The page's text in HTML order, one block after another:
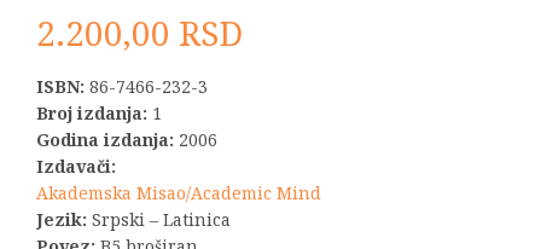
2.200,00 RSD
ISBN: 86-7466-232-3
Broj izdanja: 1
Godina izdanja: 2006
Izdavači:
Akademska Misao/Academic Mind
Jezik: Srpski – Latinica